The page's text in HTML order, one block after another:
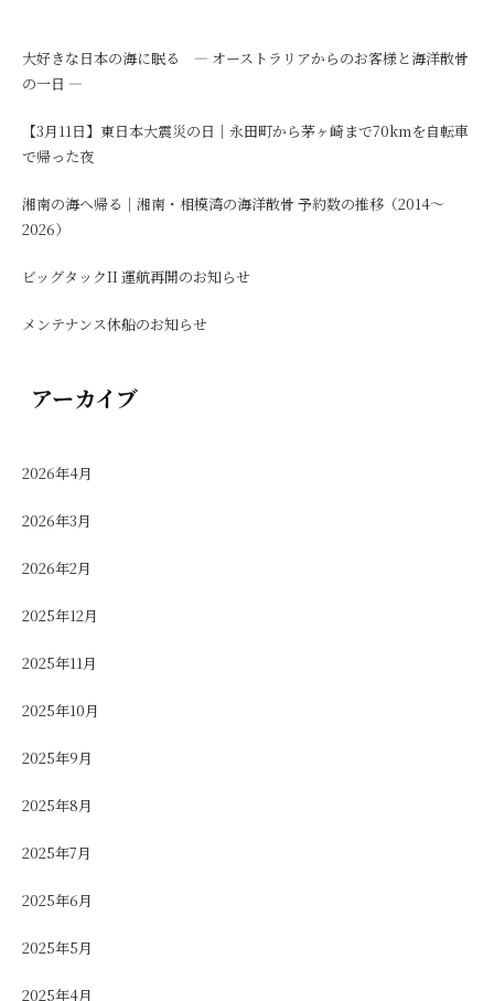
大好きな日本の海に眠る ― オーストラリアからのお客様と海洋散骨
の一日 ―
【3月11日】東日本大震災の日｜永田町から茅ヶ崎まで70kmを自転車
で帰った夜
湘南の海へ帰る｜湘南・相模湾の海洋散骨 予約数の推移（2014〜
2026）
ビッグタックII 運航再開のお知らせ
メンテナンス休船のお知らせ
アーカイブ
2026年4月
2026年3月
2026年2月
2025年12月
2025年11月
2025年10月
2025年9月
2025年8月
2025年7月
2025年6月
2025年5月
2025年4月